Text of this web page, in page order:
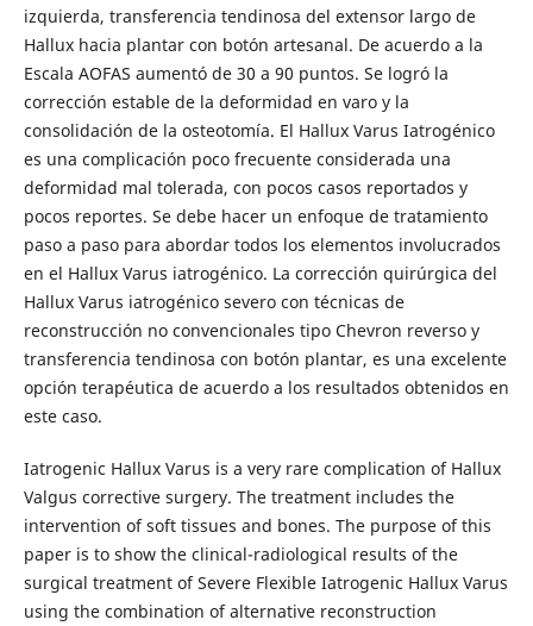
izquierda, transferencia tendinosa del extensor largo de
Hallux hacia plantar con botón artesanal. De acuerdo a la
Escala AOFAS aumentó de 30 a 90 puntos. Se logró la
corrección estable de la deformidad en varo y la
consolidación de la osteotomía. El Hallux Varus Iatrogénico
es una complicación poco frecuente considerada una
deformidad mal tolerada, con pocos casos reportados y
pocos reportes. Se debe hacer un enfoque de tratamiento
paso a paso para abordar todos los elementos involucrados
en el Hallux Varus iatrogénico. La corrección quirúrgica del
Hallux Varus iatrogénico severo con técnicas de
reconstrucción no convencionales tipo Chevron reverso y
transferencia tendinosa con botón plantar, es una excelente
opción terapéutica de acuerdo a los resultados obtenidos en
este caso.
Iatrogenic Hallux Varus is a very rare complication of Hallux
Valgus corrective surgery. The treatment includes the
intervention of soft tissues and bones. The purpose of this
paper is to show the clinical-radiological results of the
surgical treatment of Severe Flexible Iatrogenic Hallux Varus
using the combination of alternative reconstruction